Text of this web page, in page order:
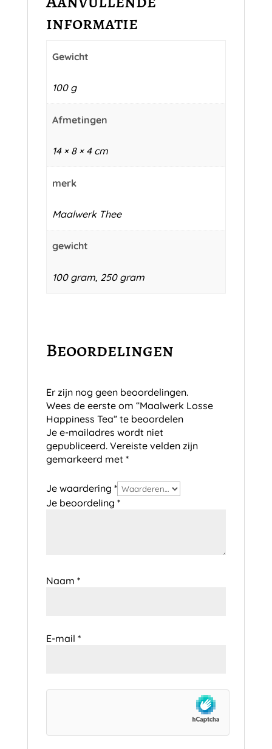
informatie
Gewicht
100 g
Afmetingen
14 × 8 × 4 cm
merk
Maalwerk Thee
gewicht
100 gram, 250 gram
Beoordelingen
Er zijn nog geen beoordelingen.
Wees de eerste om “Maalwerk Losse
Happiness Tea” te beoordelen
Je e-mailadres wordt niet
gepubliceerd. Vereiste velden zijn
gemarkeerd met *
Je waardering *
Je beoordeling *
Naam *
E-mail *